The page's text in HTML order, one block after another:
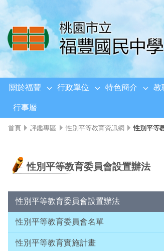
移至網頁之主要內容區位置
關於福豐 行政單位 特色簡介 教
行事曆
首頁 評鑑專區 性別平等教育資訊網 性別平等
性別平等教育委員會設置辦法
性別平等教育委員會設置辦法
性別平等教育委員會名單
性別平等教育實施計畫